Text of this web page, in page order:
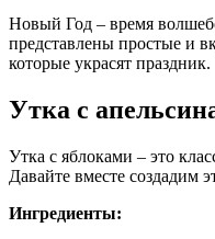
Новый Год – время
представлены простые и
которые украсят праздник.
Утка с
Утка с яблоками – это
Давайте вместе создадим
Ингредиенты: